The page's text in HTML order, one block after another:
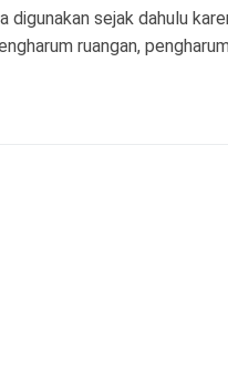
sejak dahulu
ruangan,